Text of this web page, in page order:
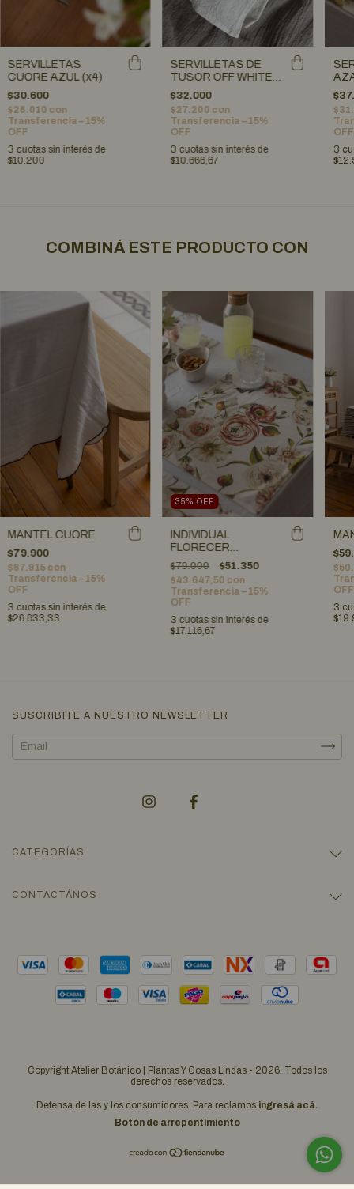
SERVILLETAS
CUORE AZUL (x4)
$30.600
$26.010 con
Transferencia – 15%
OFF
3 cuotas sin interés de
$10.200
SERVILLETAS DE
TUSOR OFF WHITE
(x6)
$32.000
$27.200 con
Transferencia – 15%
OFF
3 cuotas sin interés de
$10.666,67
OFF
3
COMBINÁ ESTE PRODUCTO CON
MANTEL CUORE
$79.900
$67.915 con
Transferencia – 15%
OFF
3 cuotas sin interés de
$26.633,33
35% OFF
INDIVIDUAL
FLORECER
NATURAL
REVERSIBLE (x4)
$79.000
$51.350
$43.647,50 con
Transferencia – 15%
OFF
3 cuotas sin interés de
$17.116,67
OFF
3
SUSCRIBITE A NUESTRO NEWSLETTER
CATEGORÍAS
CONTACTÁNOS
Copyright Atelier Botánico | Plantas Y Cosas Lindas - 2026. Todos los
derechos reservados.
Defensa de las y los consumidores. Para reclamos ingresá acá.
Botón de arrepentimiento